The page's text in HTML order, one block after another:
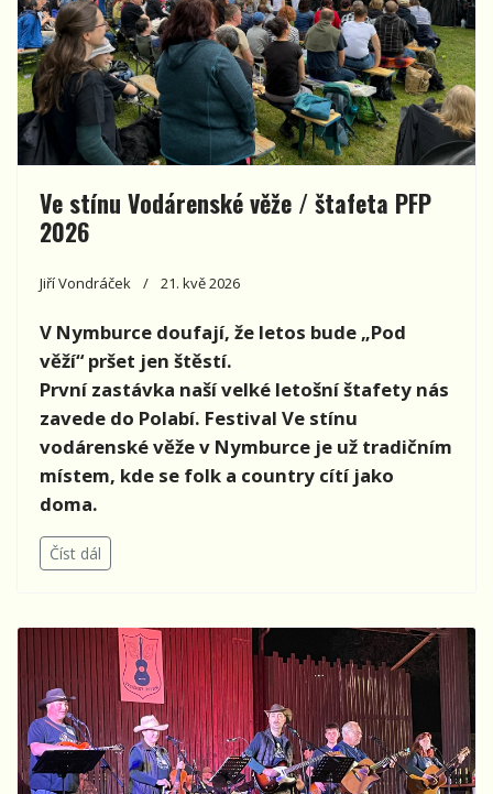
Ve stínu Vodárenské věže / štafeta PFP
2026
Jiří Vondráček 21. kvě 2026
V Nymburce doufají, že letos bude „Pod
věží“ pršet jen štěstí.
První zastávka naší velké letošní štafety nás
zavede do Polabí. Festival Ve stínu
vodárenské věže v Nymburce je už tradičním
místem, kde se folk a country cítí jako
doma.
Číst dál